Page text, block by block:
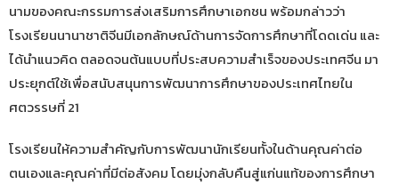
นามของคณะกรรมการส่งเสริมการศึกษาเอกชน พร้อมกล่าวว่า
โรงเรียนนานาชาติจีนมีเอกลักษณ์ด้านการจัดการศึกษาที่โดดเด่น และ
ได้นำแนวคิด ตลอดจนต้นแบบที่ประสบความสำเร็จของประเทศจีน มา
ประยุกต์ใช้เพื่อสนับสนุนการพัฒนาการศึกษาของประเทศไทยใน
ศตวรรษที่ 21
โรงเรียนให้ความสำคัญกับการพัฒนานักเรียนทั้งในด้านคุณค่าต่อ
ตนเองและคุณค่าที่มีต่อสังคม โดยมุ่งกลับคืนสู่แก่นแท้ของการศึกษา